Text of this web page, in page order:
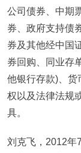
公司债券、中期
券、政府支持债
券及其他经中国
券回购、同业存
他银行存款)、货
权以及法律法规
具。
刘克飞，2012年